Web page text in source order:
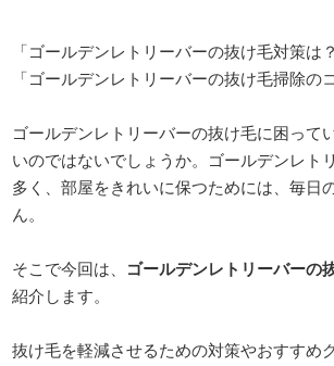
「ゴールデンレトリーバーの抜け毛対策は？
「ゴールデンレトリーバーの抜け毛掃除の
ゴールデンレトリーバーの抜け毛に困って
いのではないでしょうか。ゴールデンレト
多く、部屋をきれいに保つためには、毎日
ん。
そこで今回は、 ゴールデンレトリーバーの
紹介します。
抜け毛を軽減させるための対策やおすすめ